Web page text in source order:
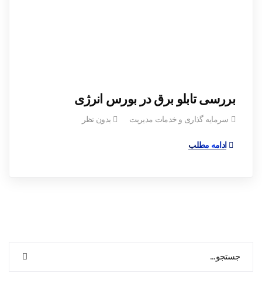
بررسی تابلو برق در بورس انرژی
سرمایه گذاری و خدمات مدیریت بدون نظر
ادامه مطلب